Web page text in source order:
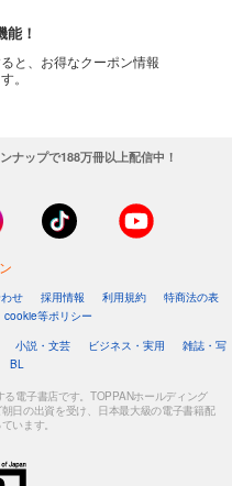
能！
と、お得なクーポン情報
。
ナップで188万冊以上配信中！
せ 採用情報 利用規約
特商法の表
cookie等ポリシー
小説・文芸 ビジネス・実用
雑誌・写
BL
電子書店です。TOPPANホールディング
日の出資を受け、日本最大級の電子書籍配
います。